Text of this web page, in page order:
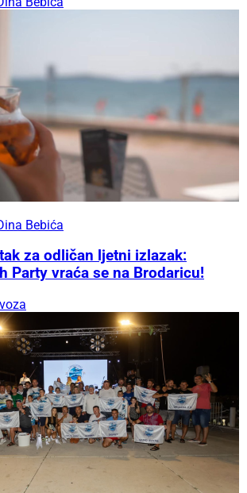
Bebića
za odličan ljetni izlazak:
Party vraća se na Brodaricu!